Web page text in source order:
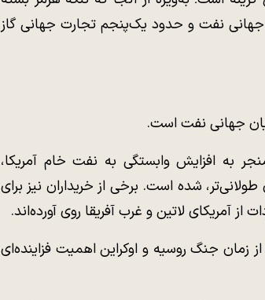
نفت و حدود یک‌پنجم تجارت جهانی گاز
جهانی نفت است.
به افزایش وابستگی به نفت خام آمریکا،
شده است. برخی از خریداران نیز برای
آمریکای لاتین و غرب آفریقا روی آورده‌اند.
از زمان جنگ روسیه و اوکراین اهمیت فزاینده‌ای